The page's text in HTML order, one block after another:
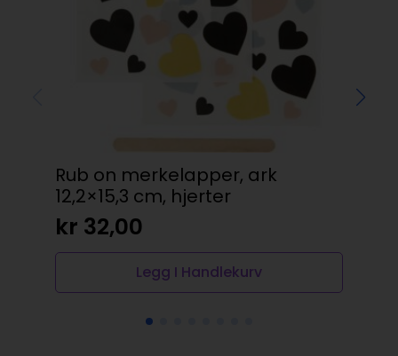
Rub on merkelapper, ark
12,2×15,3 cm, hjerter
kr 32,00
Legg I Handlekurv